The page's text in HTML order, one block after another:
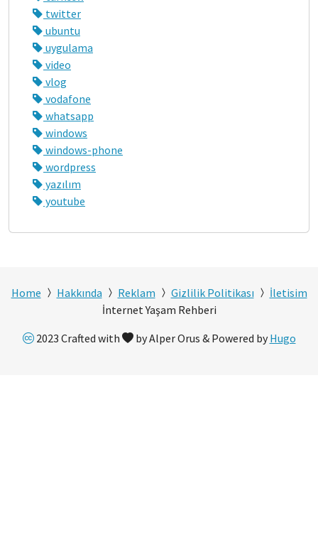
twitter
ubuntu
uygulama
video
vlog
vodafone
whatsapp
windows
windows-phone
wordpress
yazılım
youtube
Home Hakkında Reklam Gizlilik Politikası
İletisim
İnternet Yaşam Rehberi
2023 Crafted with
by Alper Orus & Powered byHugo